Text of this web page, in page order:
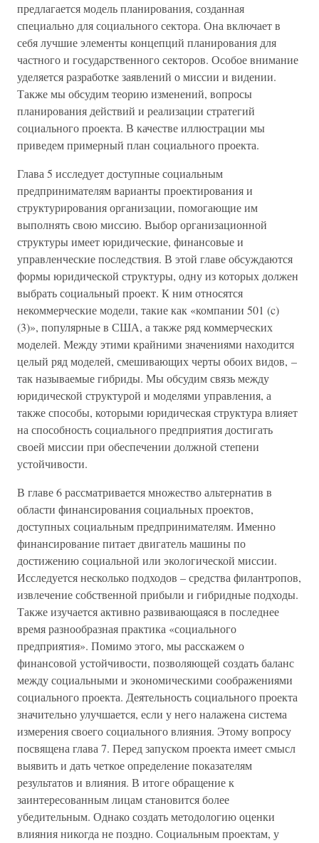
предлагается модель планирования, созданная
специально для социального сектора. Она включает в
себя лучшие элементы концепций планирования для
частного и государственного секторов. Особое внимание
уделяется разработке заявлений о миссии и видении.
Также мы обсудим теорию изменений, вопросы
планирования действий и реализации стратегий
социального проекта. В качестве иллюстрации мы
приведем примерный план социального проекта.
Глава 5 исследует доступные социальным
предпринимателям варианты проектирования и
структурирования организации, помогающие им
выполнять свою миссию. Выбор организационной
структуры имеет юридические, финансовые и
управленческие последствия. В этой главе обсуждаются
формы юридической структуры, одну из которых должен
выбрать социальный проект. К ним относятся
некоммерческие модели, такие как «компании 501 (c)
(3)», популярные в США, а также ряд коммерческих
моделей. Между этими крайними значениями находится
целый ряд моделей, смешивающих черты обоих видов, –
так называемые гибриды. Мы обсудим связь между
юридической структурой и моделями управления, а
также способы, которыми юридическая структура влияет
на способность социального предприятия достигать
своей миссии при обеспечении должной степени
устойчивости.
В главе 6 рассматривается множество альтернатив в
области финансирования социальных проектов,
доступных социальным предпринимателям. Именно
финансирование питает двигатель машины по
достижению социальной или экологической миссии.
Исследуется несколько подходов – средства филантропов,
извлечение собственной прибыли и гибридные подходы.
Также изучается активно развивающаяся в последнее
время разнообразная практика «социального
предприятия». Помимо этого, мы расскажем о
финансовой устойчивости, позволяющей создать баланс
между социальными и экономическими соображениями
социального проекта. Деятельность социального проекта
значительно улучшается, если у него налажена система
измерения своего социального влияния. Этому вопросу
посвящена глава 7. Перед запуском проекта имеет смысл
выявить и дать четкое определение показателям
результатов и влияния. В итоге обращение к
заинтересованным лицам становится более
убедительным. Однако создать методологию оценки
влияния никогда не поздно. Социальным проектам, у